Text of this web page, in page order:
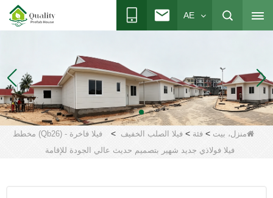
AE
منزل، بيت > فئة > فيلا الصلب الخفيف >
فيلا فاخرة - (Qb26) مخطط
فيلا فولاذي جديد شهير بتصميم حديث عالي الجودة للإقامة